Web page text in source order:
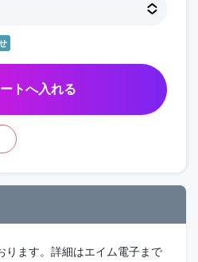
トへ入れる
ります。詳細はエイム電子まで